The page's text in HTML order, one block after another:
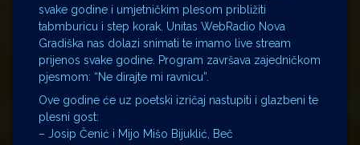
svake godine i umjetničkim plesom približiti
tabmburicu i step korak. Unitas WebRadio Nova
Gradiška nas dolazi snimati te imamo live stream
prijenos svake godine. Program završava zajedničkom
pjesmom: “Ne dirajte mi ravnicu”.
Ove godine će uz poetski izričaj nastupiti i glazbeni te
plesni gost:
– Josip Čenić i Mijo Mišo Bijuklić, Beč